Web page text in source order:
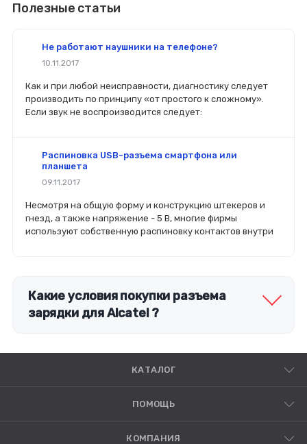
Полезные статьи
Не работают наушники на телефоне?
10.11.2017
Как и при любой неисправности, диагностику следует
производить по принципу «от простого к сложному».
Если звук не воспроизводится следует:
Распиновка USB-разъема смартфона или
планшета
09.11.2017
Несмотря на общую форму и конструкцию штекеров и
гнезд, а также напряжение - 5 В, многие фирмы
используют собственную распиновку контактов внутри
Какие условия покупки разъема
зарядки для Alcatel ?
КАТАЛОГ
ПОМОЩЬ
КОМПАНИЯ